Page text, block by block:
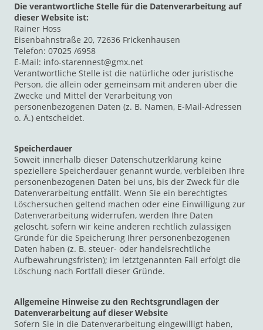
Die verantwortliche Stelle für die Datenverarbeitung auf
dieser Website ist:
Rainer Hoss
Eisenbahnstraße 20, 72636 Frickenhausen
Telefon: 07025 /6958
E-Mail: info-starennest@gmx.net
Verantwortliche Stelle ist die natürliche oder juristische
Person, die allein oder gemeinsam mit anderen über die
Zwecke und Mittel der Verarbeitung von
personenbezogenen Daten (z. B. Namen, E-Mail-Adressen
o. Ä.) entscheidet.
Speicherdauer
Soweit innerhalb dieser Datenschutzerklärung keine
speziellere Speicherdauer genannt wurde, verbleiben Ihre
personenbezogenen Daten bei uns, bis der Zweck für die
Datenverarbeitung entfällt. Wenn Sie ein berechtigtes
Löschersuchen geltend machen oder eine Einwilligung zur
Datenverarbeitung widerrufen, werden Ihre Daten
gelöscht, sofern wir keine anderen rechtlich zulässigen
Gründe für die Speicherung Ihrer personenbezogenen
Daten haben (z. B. steuer- oder handelsrechtliche
Aufbewahrungsfristen); im letztgenannten Fall erfolgt die
Löschung nach Fortfall dieser Gründe.
Allgemeine Hinweise zu den Rechtsgrundlagen der
Datenverarbeitung auf dieser Website
Sofern Sie in die Datenverarbeitung eingewilligt haben,